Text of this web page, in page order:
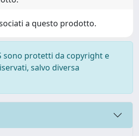
a questo prodotto.
sono protetti da copyright e
salvo diversa